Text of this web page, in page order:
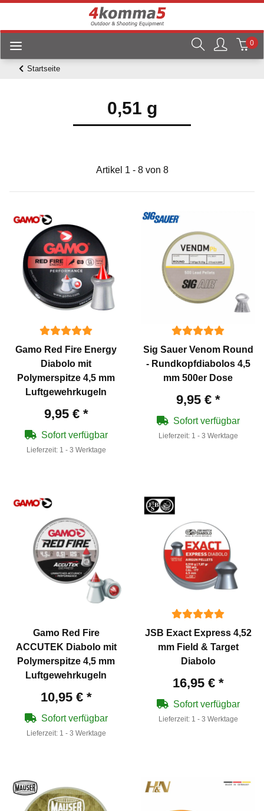
0
Startseite
0,51 g
Artikel 1 - 8 von 8
Gamo Red Fire Energy
Diabolo mit
Polymerspitze 4,5 mm
Luftgewehrkugeln
9,95 € *
Sofort verfügbar
Lieferzeit: 1 - 3 Werktage
Sig Sauer Venom Round
- Rundkopfdiabolos 4,5
mm 500er Dose
9,95 € *
Sofort verfügbar
Lieferzeit: 1 - 3 Werktage
Gamo Red Fire
ACCUTEK Diabolo mit
Polymerspitze 4,5 mm
Luftgewehrkugeln
10,95 € *
Sofort verfügbar
Lieferzeit: 1 - 3 Werktage
JSB Exact Express 4,52
mm Field & Target
Diabolo
16,95 € *
Sofort verfügbar
Lieferzeit: 1 - 3 Werktage